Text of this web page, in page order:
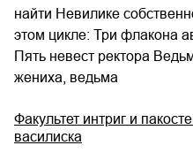
найти Невилике
этом цикле: Три флакона
Пять невест ректора
жениха, ведьма
Факультет интриг и
василиска